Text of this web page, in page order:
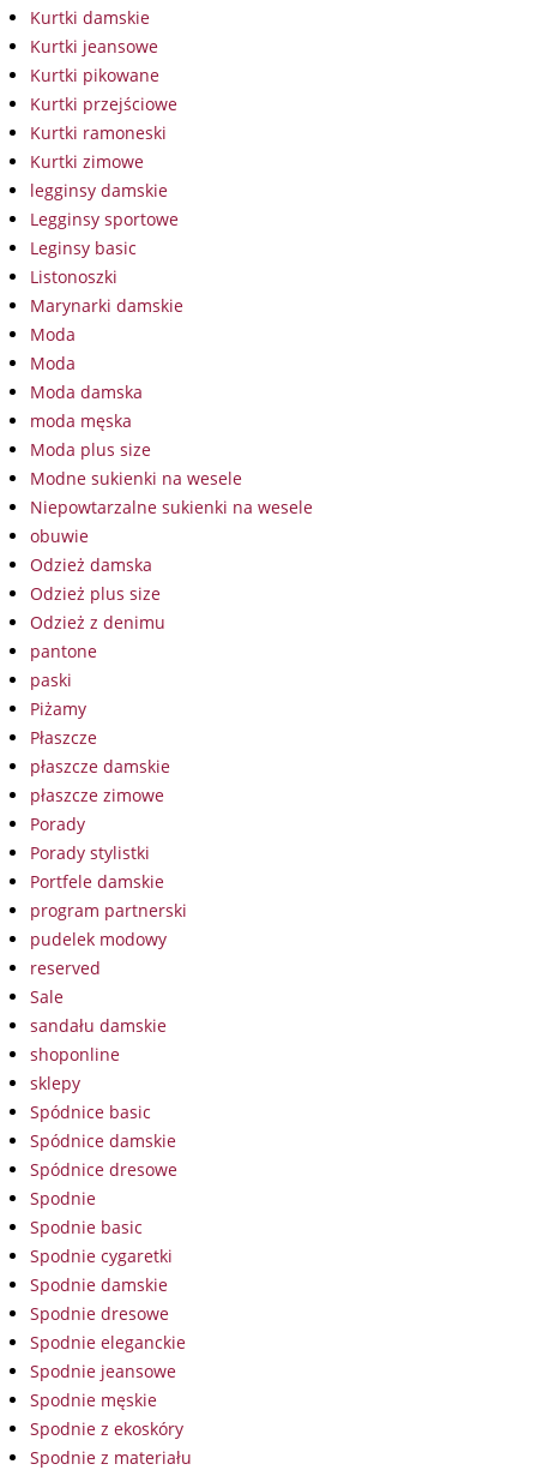
Kurtki damskie
Kurtki jeansowe
Kurtki pikowane
Kurtki przejściowe
Kurtki ramoneski
Kurtki zimowe
legginsy damskie
Legginsy sportowe
Leginsy basic
Listonoszki
Marynarki damskie
Moda
Moda
Moda damska
moda męska
Moda plus size
Modne sukienki na wesele
Niepowtarzalne sukienki na wesele
obuwie
Odzież damska
Odzież plus size
Odzież z denimu
pantone
paski
Piżamy
Płaszcze
płaszcze damskie
płaszcze zimowe
Porady
Porady stylistki
Portfele damskie
program partnerski
pudelek modowy
reserved
Sale
sandału damskie
shoponline
sklepy
Spódnice basic
Spódnice damskie
Spódnice dresowe
Spodnie
Spodnie basic
Spodnie cygaretki
Spodnie damskie
Spodnie dresowe
Spodnie eleganckie
Spodnie jeansowe
Spodnie męskie
Spodnie z ekoskóry
Spodnie z materiału